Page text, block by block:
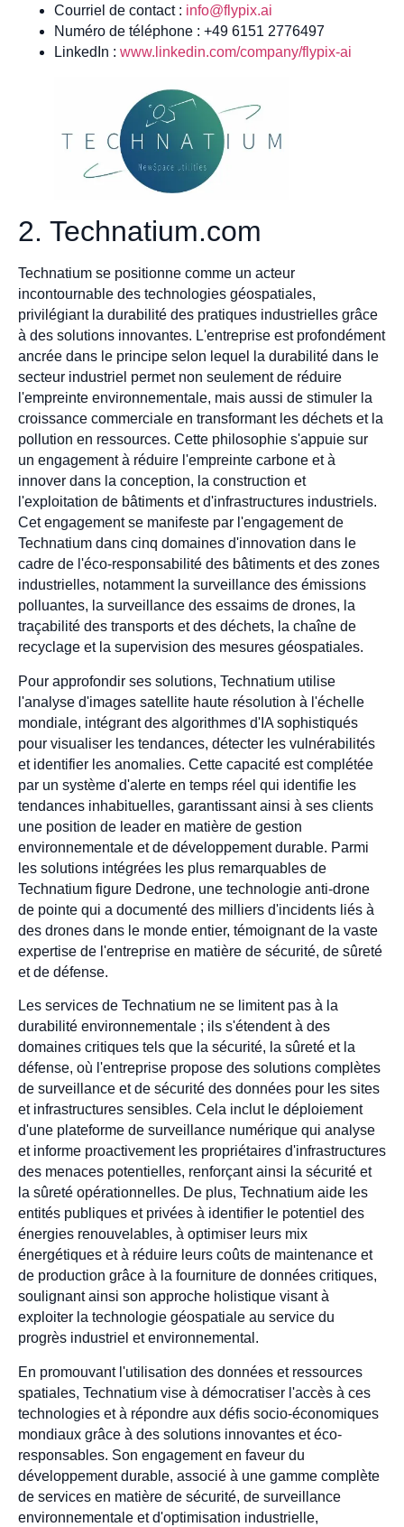
Courriel de contact : info@flypix.ai
Numéro de téléphone : +49 6151 2776497
LinkedIn : www.linkedin.com/company/flypix-ai
2. Technatium.com
Technatium se positionne comme un acteur
incontournable des technologies géospatiales,
privilégiant la durabilité des pratiques industrielles grâce
à des solutions innovantes. L'entreprise est profondément
ancrée dans le principe selon lequel la durabilité dans le
secteur industriel permet non seulement de réduire
l'empreinte environnementale, mais aussi de stimuler la
croissance commerciale en transformant les déchets et la
pollution en ressources. Cette philosophie s'appuie sur
un engagement à réduire l'empreinte carbone et à
innover dans la conception, la construction et
l'exploitation de bâtiments et d'infrastructures industriels.
Cet engagement se manifeste par l'engagement de
Technatium dans cinq domaines d'innovation dans le
cadre de l'éco-responsabilité des bâtiments et des zones
industrielles, notamment la surveillance des émissions
polluantes, la surveillance des essaims de drones, la
traçabilité des transports et des déchets, la chaîne de
recyclage et la supervision des mesures géospatiales.
Pour approfondir ses solutions, Technatium utilise
l'analyse d'images satellite haute résolution à l'échelle
mondiale, intégrant des algorithmes d'IA sophistiqués
pour visualiser les tendances, détecter les vulnérabilités
et identifier les anomalies. Cette capacité est complétée
par un système d'alerte en temps réel qui identifie les
tendances inhabituelles, garantissant ainsi à ses clients
une position de leader en matière de gestion
environnementale et de développement durable. Parmi
les solutions intégrées les plus remarquables de
Technatium figure Dedrone, une technologie anti-drone
de pointe qui a documenté des milliers d'incidents liés à
des drones dans le monde entier, témoignant de la vaste
expertise de l'entreprise en matière de sécurité, de sûreté
et de défense.
Les services de Technatium ne se limitent pas à la
durabilité environnementale ; ils s'étendent à des
domaines critiques tels que la sécurité, la sûreté et la
défense, où l'entreprise propose des solutions complètes
de surveillance et de sécurité des données pour les sites
et infrastructures sensibles. Cela inclut le déploiement
d'une plateforme de surveillance numérique qui analyse
et informe proactivement les propriétaires d'infrastructures
des menaces potentielles, renforçant ainsi la sécurité et
la sûreté opérationnelles. De plus, Technatium aide les
entités publiques et privées à identifier le potentiel des
énergies renouvelables, à optimiser leurs mix
énergétiques et à réduire leurs coûts de maintenance et
de production grâce à la fourniture de données critiques,
soulignant ainsi son approche holistique visant à
exploiter la technologie géospatiale au service du
progrès industriel et environnemental.
En promouvant l'utilisation des données et ressources
spatiales, Technatium vise à démocratiser l'accès à ces
technologies et à répondre aux défis socio-économiques
mondiaux grâce à des solutions innovantes et éco-
responsables. Son engagement en faveur du
développement durable, associé à une gamme complète
de services en matière de sécurité, de surveillance
environnementale et d'optimisation industrielle,